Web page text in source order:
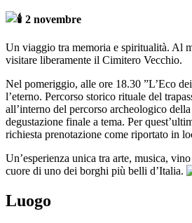
2 novembre
Un viaggio tra memoria e spiritualità. Al
visitare liberamente il Cimitero Vecchio.
Nel pomeriggio, alle ore 18.30 ”L’Eco
l’eterno. Percorso storico rituale del
all’interno del percorso archeologico
degustazione finale a tema. Per
richiesta prenotazione come riportato in
Un’esperienza unica tra arte, musica,
cuore di uno dei borghi più belli d’Italia.
Luogo